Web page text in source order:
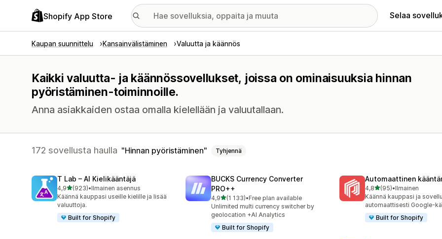
Shopify App Store Selaa
Kaupan suunnittelu Kansainvälistäminen Valuutta ja käännös
Kaikki valuutta- ja käännössovellukset, joissa on ominaisuuksia hinnan
pyöristäminen-toiminnoille.
Anna asiakkaiden ostaa omalla kielellään ja valuutallaan.
172 sovellusta haulla Hinnan pyöristäminen Tyhjennä
T Lab – AI Kielikääntäjä
4,9/ 5 tähteä
(923)
923 arvostelua yhteensä
•Ilmainen asennus
Käännä kauppasi useille kielille ja lisää
valuuttoja.
Built for Shopify
BUCKS Currency Converter
PRO++
4,9/ 5 tähteä
(1 133)
1133 arvostelua yhteensä
•Free plan available
Unlimited multi currency switcher by
geolocation +AI Analytics
Built for Shopify
Automaattinen
4,8/ 5 tähteä
(95)
95 arvostelua yhteensä
•Ilmainen
Käännä kauppasi ja
automaattisesti Google-
Built for Shopify